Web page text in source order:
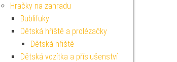
Hračky na zahradu
Bublifuky
Dětská hřiště a prolézačky
Dětská hřiště
Dětská vozítka a příslušenství